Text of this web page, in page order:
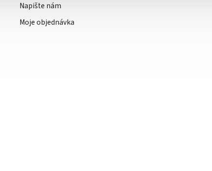
Napište nám
Moje objednávka